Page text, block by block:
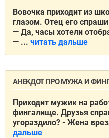
Вовочка приходит из
глазом. Отец его
— Да, часы хотели
— ... читать дальше
АНЕКДОТ ПРО МУЖА И
Приходит мужик на
фингалище. Друзья
угораздило? - Жена
дальше